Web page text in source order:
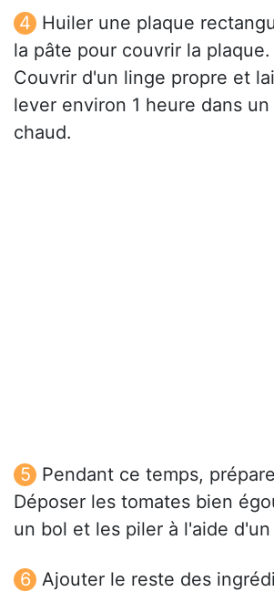
Huiler une plaque
la pâte pour couvrir la plaque.
Couvrir d'un linge propre et
lever environ 1 heure dans
chaud.
Pendant ce temps,
Déposer les tomates bien
un bol et les piler à l'aide
Ajouter le reste des